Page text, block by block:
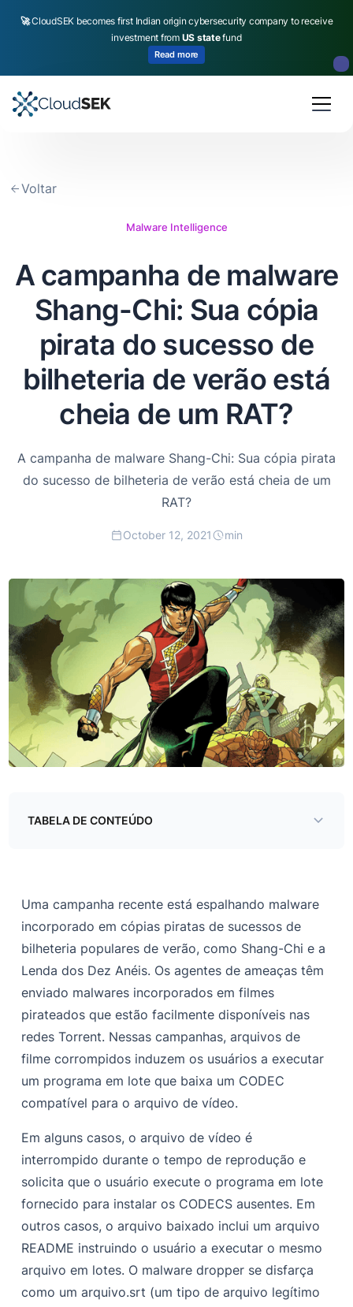
🚀CloudSEK becomes first Indian origin cybersecurity company to receive
investment from US statefund
Read more
Voltar
Malware Intelligence
A campanha de malware
Shang-Chi: Sua cópia
pirata do sucesso de
bilheteria de verão está
cheia de um RAT?
A campanha de malware Shang-Chi: Sua cópia pirata
do sucesso de bilheteria de verão está cheia de um
RAT?
October 12, 2021 min
TABELA DE CONTEÚDO
Indicadores de compromisso
Uma campanha recente está espalhando malware
incorporado em cópias piratas de sucessos de
bilheteria populares de verão, como Shang-Chi e a
Lenda dos Dez Anéis. Os agentes de ameaças têm
enviado malwares incorporados em filmes
pirateados que estão facilmente disponíveis nas
redes Torrent. Nessas campanhas, arquivos de
filme corrompidos induzem os usuários a executar
um programa em lote que baixa um CODEC
compatível para o arquivo de vídeo.
Em alguns casos, o arquivo de vídeo é
interrompido durante o tempo de reprodução e
solicita que o usuário execute o programa em lote
fornecido para instalar os CODECS ausentes. Em
outros casos, o arquivo baixado inclui um arquivo
README instruindo o usuário a executar o mesmo
arquivo em lotes. O malware dropper se disfarça
como um arquivo.srt (um tipo de arquivo legítimo